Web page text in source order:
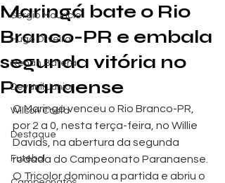
Sergio Maurício
Hugo Oliveira
Renan Batera
Devanil Junior
Wilson Costa
Destaque
Futebol
Maringá bate o Rio
Branco-PR e embala
segunda vitória no
Paranaense
O Maringá venceu o Rio Branco-PR,
por 2 a 0, nesta terça-feira, no Willie
Davids, na abertura da segunda
rodada do Campeonato Paranaense.
O Tricolor dominou a partida e abriu o